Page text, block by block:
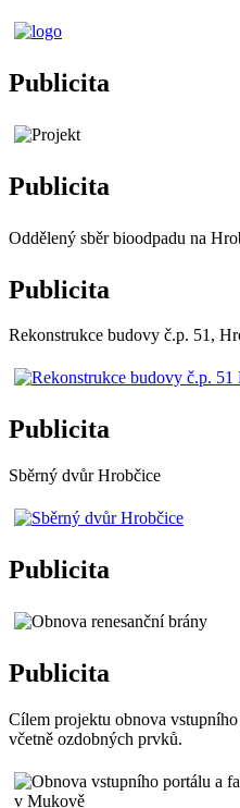
Publicita
Publicita
Oddělený sběr bioodpadu na
Publicita
Rekonstrukce budovy č.p. 51,
Publicita
Sběrný dvůr Hrobčice
Publicita
Publicita
Cílem projektu obnova
včetně ozdobných prvků.